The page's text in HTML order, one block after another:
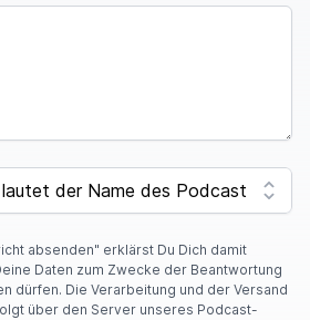
absenden" erklärst Du Dich damit
Daten zum Zwecke der Beantwortung
dürfen. Die Verarbeitung und der Versand
über den Server unseres Podcast-